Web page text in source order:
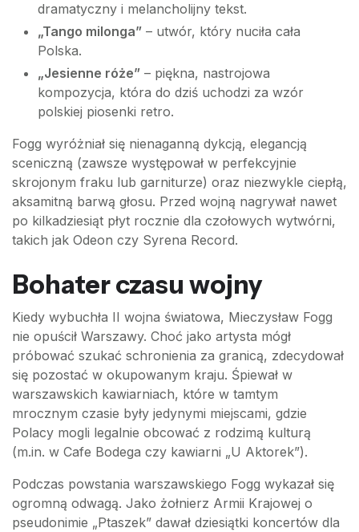
dramatyczny i melancholijny tekst.
„Tango milonga” – utwór, który nuciła cała
Polska.
„Jesienne róże” – piękna, nastrojowa
kompozycja, która do dziś uchodzi za wzór
polskiej piosenki retro.
Fogg wyróżniał się nienaganną dykcją, elegancją
sceniczną (zawsze występował w perfekcyjnie
skrojonym fraku lub garniturze) oraz niezwykle ciepłą,
aksamitną barwą głosu. Przed wojną nagrywał nawet
po kilkadziesiąt płyt rocznie dla czołowych wytwórni,
takich jak Odeon czy Syrena Record.
Bohater czasu wojny
Kiedy wybuchła II wojna światowa, Mieczysław Fogg
nie opuścił Warszawy. Choć jako artysta mógł
próbować szukać schronienia za granicą, zdecydował
się pozostać w okupowanym kraju. Śpiewał w
warszawskich kawiarniach, które w tamtym
mrocznym czasie były jedynymi miejscami, gdzie
Polacy mogli legalnie obcować z rodzimą kulturą
(m.in. w Cafe Bodega czy kawiarni „U Aktorek”).
Podczas powstania warszawskiego Fogg wykazał się
ogromną odwagą. Jako żołnierz Armii Krajowej o
pseudonimie „Ptaszek” dawał dziesiątki koncertów dla